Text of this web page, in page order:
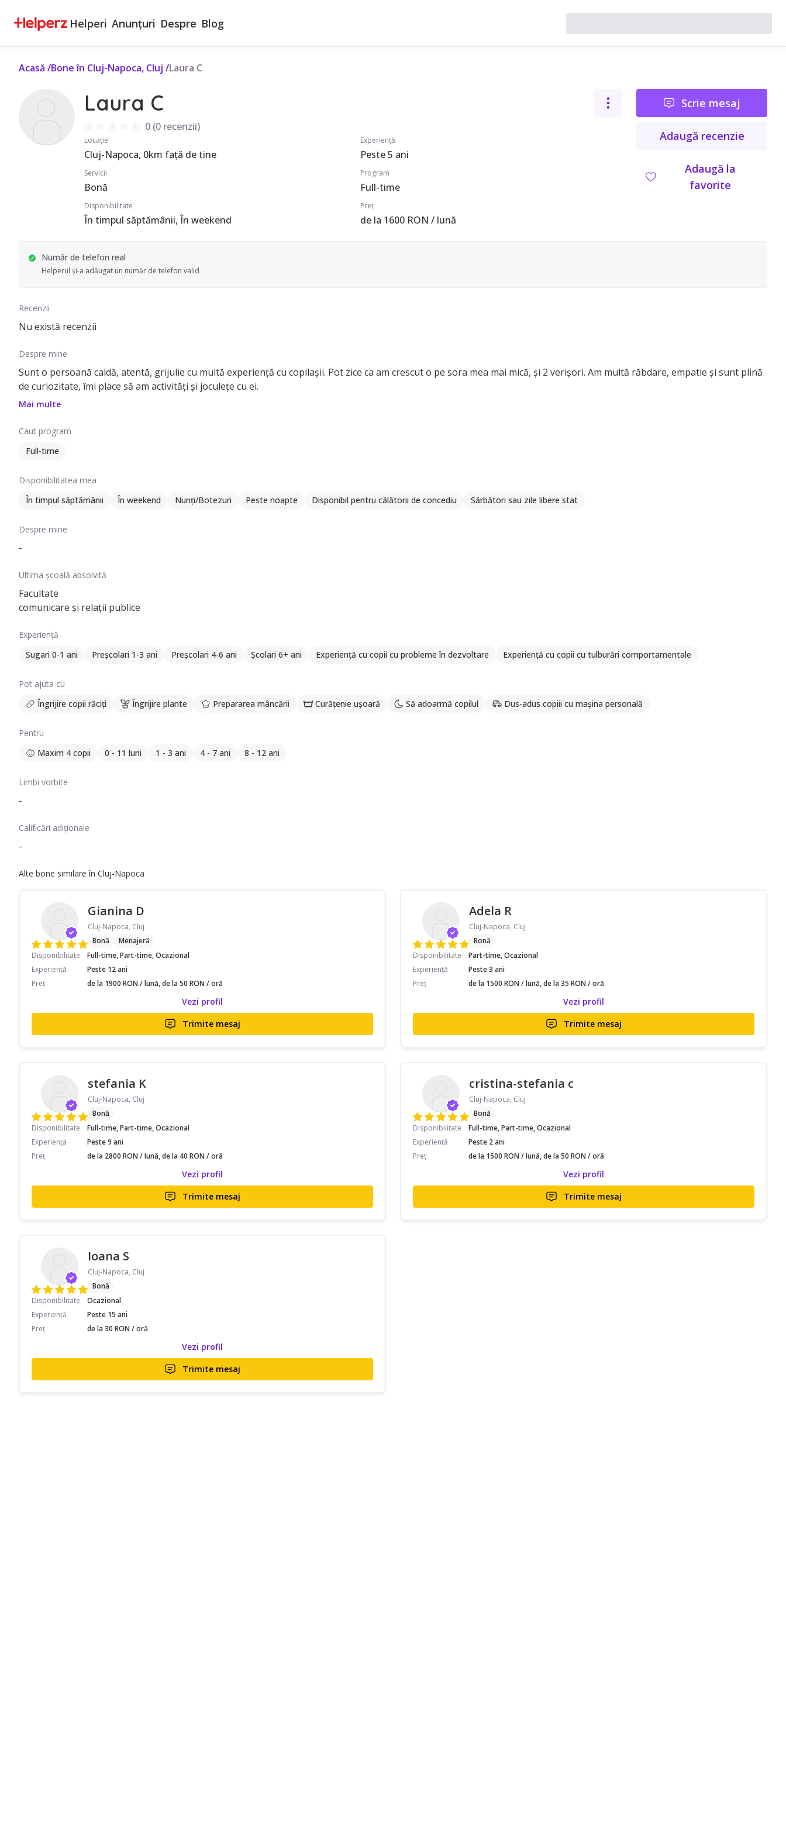
Helperi Anunțuri Despre Blog
Acasă /Bone în Cluj-Napoca, Cluj /Laura C
Laura C
0(0 recenzii)
Locație
Cluj-Napoca, 0km față de tine
Experiență
Peste 5 ani
Servicii
Bonă
Program
Full-time
Disponibilitate
În timpul săptămânii, În weekend
Preț
de la 1600 RON / lună
Scrie mesaj
Adaugă recenzie
Adaugă la
favorite
Număr de telefon real
Helperul și-a adăugat un număr de telefon valid
Recenzii
Nu există recenzii
Despre mine
Sunt o persoană caldă, atentă, grijulie cu multă experiență cu copilașii. Pot zice ca am crescut o pe sora mea mai mică, și 2 verișori. Am multă răbdare, empatie și sunt plină
de curiozitate, îmi place să am activități și joculețe cu ei.
Mai multe
Caut program
Full-time
Disponibilitatea mea
În timpul săptămânii
În weekend Nunți/Botezuri Peste noapte Disponibil pentru călătorii de concediu Sărbători sau zile libere stat
Despre mine
-
Ultima școală absolvită
Facultate
comunicare și relații publice
Experiență
Sugari 0-1 ani
Preșcolari 1-3 ani Preșcolari 4-6 ani Școlari 6+ ani Experiență cu copii cu probleme în dezvoltare Experiență cu copii cu tulburări comportamentale
Pot ajuta cu
Îngrijire copii răciți
Îngrijire plante Prepararea mâncării Curățenie ușoară Să adoarmă copilul Dus-adus copiii cu mașina personală
Pentru
Maxim 4 copii
0 - 11 luni 1 - 3 ani 4 - 7 ani 8 - 12 ani
Limbi vorbite
-
Calificări adiționale
-
Alte bone similare în Cluj-Napoca
Gianina D
Cluj-Napoca, Cluj
Bonă
Menajeră
Disponibilitate
Full-time, Part-time, Ocazional
Experiență
Peste 12 ani
Preț
de la 1900 RON / lună, de la 50 RON / oră
Vezi profil
Trimite mesaj
Adela R
Cluj-Napoca, Cluj
Bonă
Disponibilitate
Part-time, Ocazional
Experiență
Peste 3 ani
Preț
de la 1500 RON / lună, de la 35 RON / oră
Vezi profil
Trimite mesaj
stefania K
Cluj-Napoca, Cluj
Bonă
Disponibilitate
Full-time, Part-time, Ocazional
Experiență
Peste 9 ani
Preț
de la 2800 RON / lună, de la 40 RON / oră
Vezi profil
Trimite mesaj
cristina-stefania c
Cluj-Napoca, Cluj
Bonă
Disponibilitate
Full-time, Part-time, Ocazional
Experiență
Peste 2 ani
Preț
de la 1500 RON / lună, de la 50 RON / oră
Vezi profil
Trimite mesaj
Ioana S
Cluj-Napoca, Cluj
Bonă
Disponibilitate
Ocazional
Experiență
Peste 15 ani
Preț
de la 30 RON / oră
Vezi profil
Trimite mesaj